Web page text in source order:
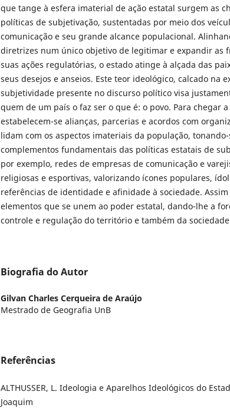
que tange à esfera imaterial de ação estatal surgem as
políticas de subjetivação, sustentadas por meio dos
comunicação e seu grande alcance populacional.
diretrizes num único objetivo de legitimar e expandir as
suas ações regulatórias, o estado atinge à alçada das
seus desejos e anseios. Este teor ideológico, calcado na
subjetividade presente no discurso político visa
quem de um país o faz ser o que é: o povo. Para chegar
estabelecem-se alianças, parcerias e acordos com
lidam com os aspectos imateriais da população,
complementos fundamentais das políticas estatais de
por exemplo, redes de empresas de comunicação e
religiosas e esportivas, valorizando ícones populares,
referências de identidade e afinidade à sociedade. Assim
elementos que se unem ao poder estatal, dando-lhe a
controle e regulação do território e também da
Biografia do Autor
Gilvan Charles Cerqueira de Araújo
Mestrado de Geografia UnB
Referências
ALTHUSSER, L. Ideologia e Aparelhos Ideológicos do
Joaquim